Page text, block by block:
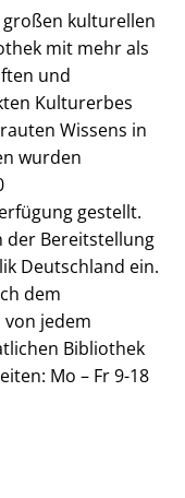
großen kulturellen
mit mehr als
und
Kulturerbes
Wissens in
wurden
gestellt.
der Bereitstellung
Deutschland ein.
dem
von jedem
Bibliothek
Mo – Fr 9-18